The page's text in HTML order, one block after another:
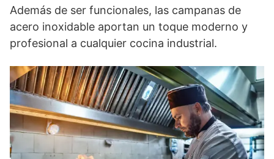
Además de ser funcionales, las campanas de
acero inoxidable aportan un toque moderno y
profesional a cualquier cocina industrial.